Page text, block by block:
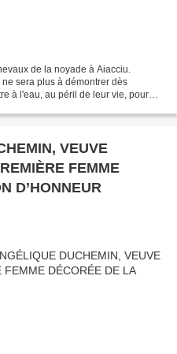
de la noyade à Aiacciu.
sera plus à démontrer dès
à l'eau, au péril de leur vie, pour
VEUVE
D’HONNEUR